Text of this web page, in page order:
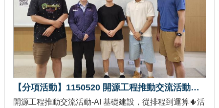
法探究教育議題，培養數據分析與問題解決能力，落實
學用合一的人才培育理念。
【分項活動】1150520 開源工程推動交流活動－AI 基礎建設，從排程到運算
開源工程推動交流活動-AI 基礎建設，從排程到運算🌵活